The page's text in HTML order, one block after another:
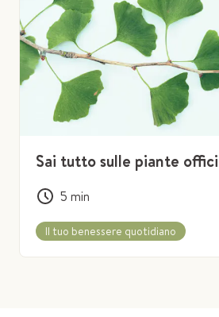
Sai tutto sulle piante
5 min
Il tuo benessere quotidiano